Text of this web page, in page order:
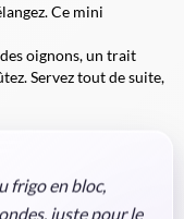
Ce mini
oignons, un trait
Servez tout de suite,
frigo en bloc,
juste pour le